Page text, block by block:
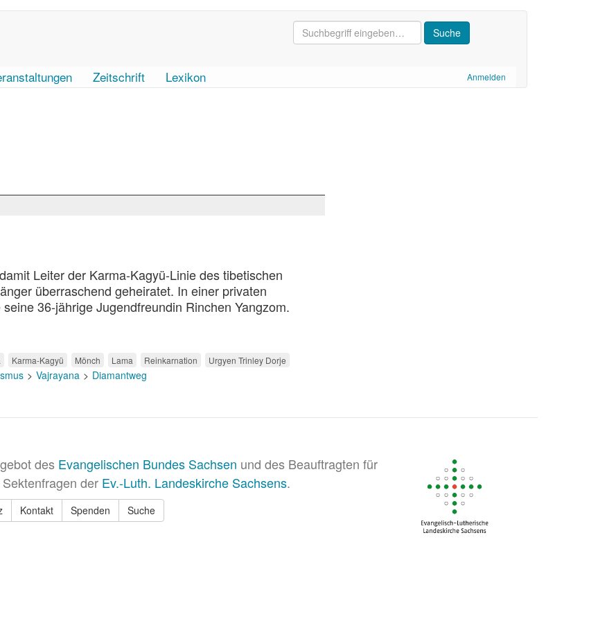
Anmelden
Zeitschrift Lexikon
Leiter der Karma-Kagyü-Linie des tibetischen
überraschend geheiratet. In einer privaten
36-jährige Jugendfreundin Rinchen Yangzom.
Karma-Kagyü Mönch Lama Reinkarnation Urgyen Trinley Dorje
Vajrayana Diamantweg
des Evangelischen Bundes Sachsen und des Beauftragten für
der Ev.-Luth. Landeskirche Sachsens.
Kontakt Spenden Suche